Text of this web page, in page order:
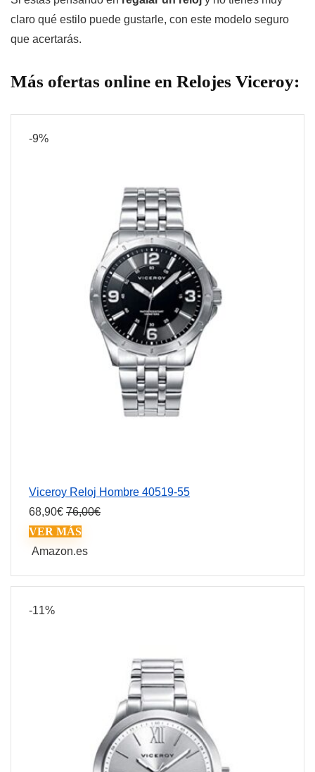
claro qué estilo puede gustarle, con este modelo seguro
que acertarás.
Más ofertas online en Relojes Viceroy:
-9%
Viceroy Reloj Hombre 40519-55
68,90€ 76,00€
VER MÁS
Amazon.es
-11%